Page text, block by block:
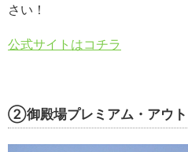
さい！
公式サイトはコチラ
②御殿場プレミアム・アウト